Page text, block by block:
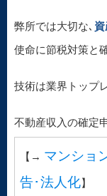
弊所では大切な､
使命に節税対策と
技術は業界トップ
不動産収入の確定
【→ マンショ
告･法人化】